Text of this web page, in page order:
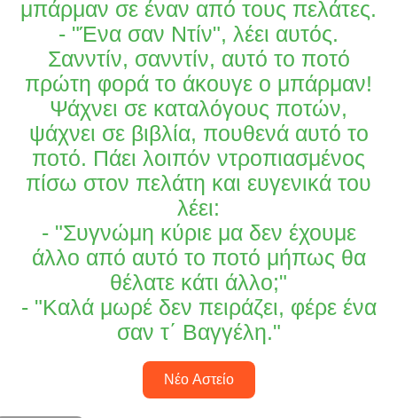
μπάρμαν σε έναν από τους πελάτες.
- "Ένα σαν Ντίν", λέει αυτός.
Σανντίν, σανντίν, αυτό το ποτό
πρώτη φορά το άκουγε ο μπάρμαν!
Ψάχνει σε καταλόγους ποτών,
ψάχνει σε βιβλία, πουθενά αυτό το
ποτό. Πάει λοιπόν ντροπιασμένος
πίσω στον πελάτη και ευγενικά του
λέει:
- "Συγνώμη κύριε μα δεν έχουμε
άλλο από αυτό το ποτό μήπως θα
θέλατε κάτι άλλο;"
- "Καλά μωρέ δεν πειράζει, φέρε ένα
σαν τ΄ Βαγγέλη."
Νέο Αστείο